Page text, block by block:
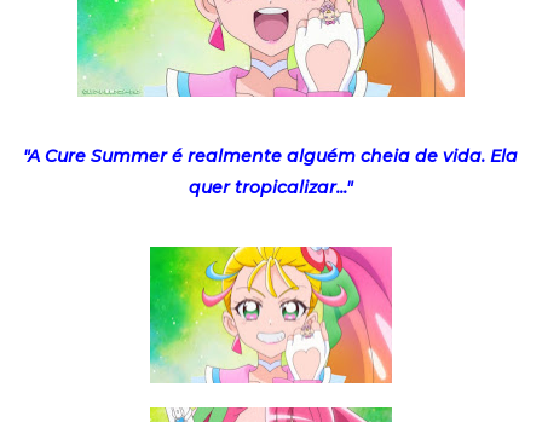
"A Cure Summer é realmente alguém cheia de vida. Ela
quer tropicalizar..."